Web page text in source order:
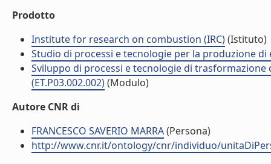
Prodotto
Institute for research on combustion (IRC)(Istituto)
Studio di processi e tecnologie per la produzione di
Sviluppo di processi e tecnologie di
(ET.P03.002.002)(Modulo)
Autore CNR di
FRANCESCO SAVERIO MARRA(Persona)
http://www.cnr.it/ontology/cnr/individuo/